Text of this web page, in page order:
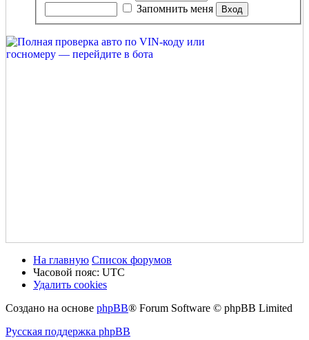
Запомнить меня
На главную Список форумов
Часовой пояс: UTC
Удалить cookies
Создано на основе phpBB® Forum Software © phpBB Limited
Русская поддержка phpBB